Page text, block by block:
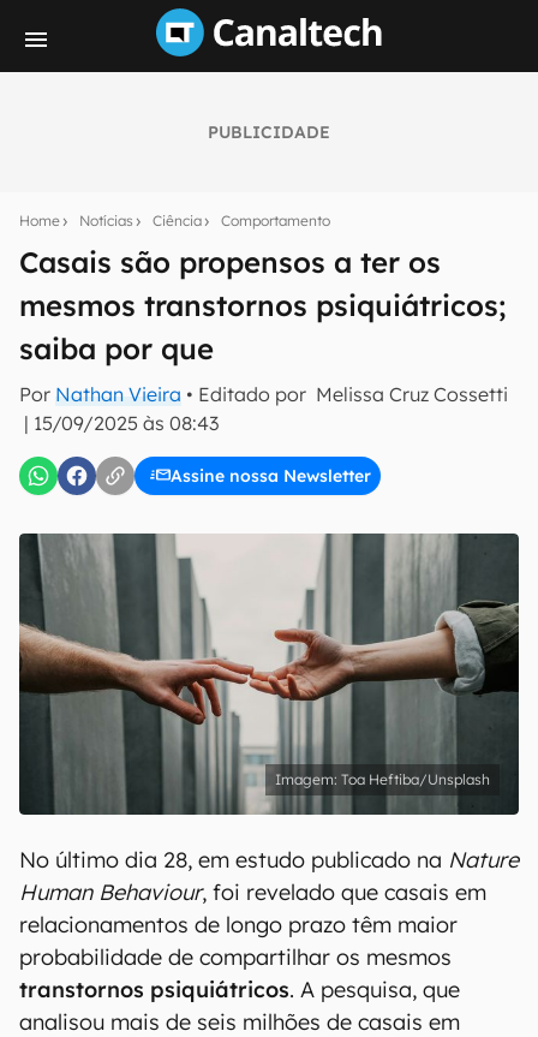
PUBLICIDADE
Home Notícias Ciência Comportamento
Casais são propensos a ter os
mesmos transtornos psiquiátricos;
saiba por que
Por Nathan Vieira • Editado por Melissa Cruz Cossetti
| 15/09/2025 às 08:43
Assine nossa Newsletter
notícias e reviews sobre tecnologia em primeira
mão.
E-mail
inscreva-se
Confirmo que li, aceito e concordo com os Termos de
Uso e Política de Privacidade do Canaltech.
Toa Heftiba/Unsplash
No último dia 28, em estudo publicado na Nature
Human Behaviour, foi revelado que casais em
relacionamentos de longo prazo têm maior
probabilidade de compartilhar os mesmos
transtornos psiquiátricos. A pesquisa, que
analisou mais de seis milhões de casais em